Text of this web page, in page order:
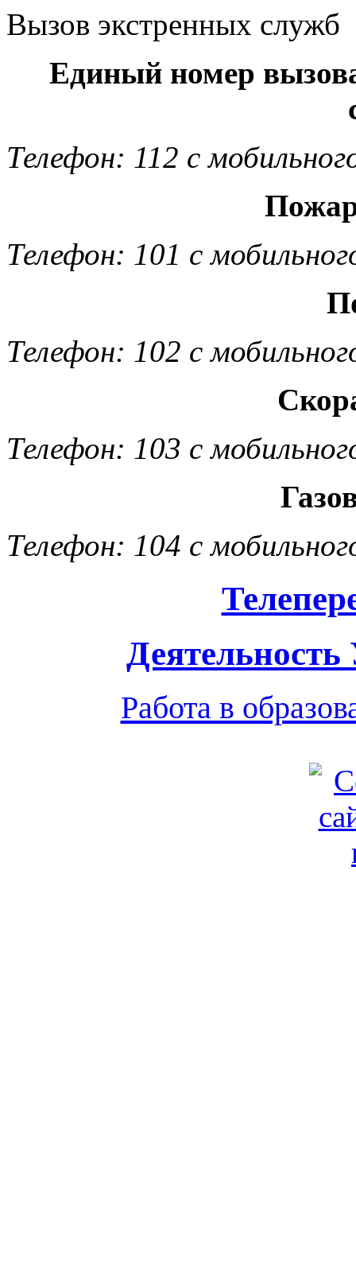
Вызов экстренных служб
Единый номер
Телефон: 112 с
Телефон: 101 с
Телефон: 102 с
Телефон: 103 с
Телефон: 104 с
Работа в